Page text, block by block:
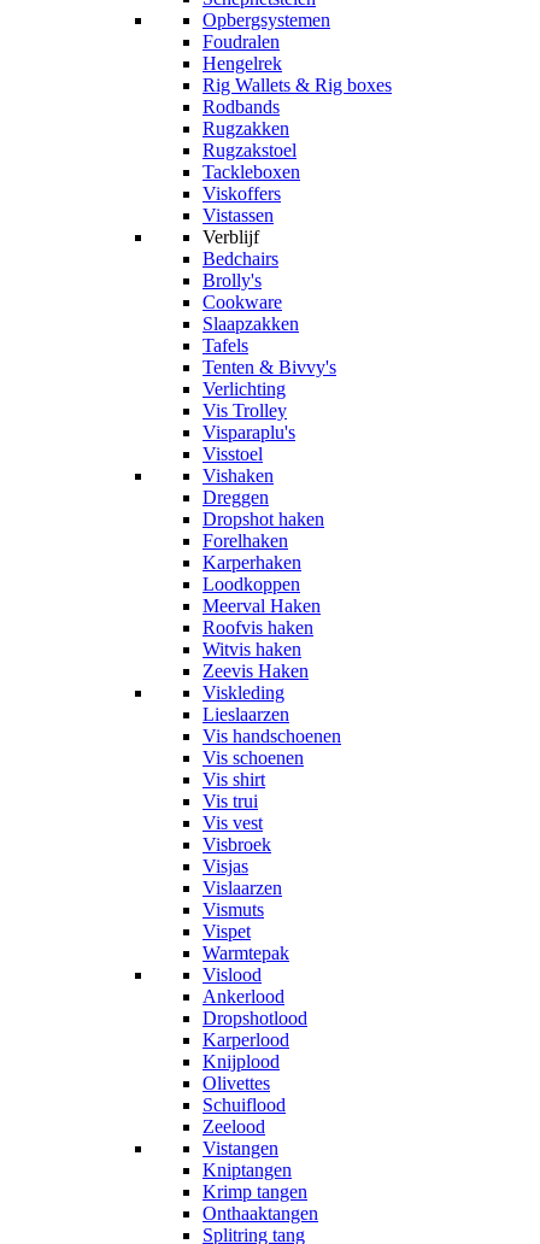
Opbergsystemen
Foudralen
Hengelrek
Rig Wallets & Rig boxes
Rodbands
Rugzakken
Rugzakstoel
Tackleboxen
Viskoffers
Vistassen
Verblijf
Bedchairs
Brolly's
Cookware
Slaapzakken
Tafels
Tenten & Bivvy's
Verlichting
Vis Trolley
Visparaplu's
Visstoel
Vishaken
Dreggen
Dropshot haken
Forelhaken
Karperhaken
Loodkoppen
Meerval Haken
Roofvis haken
Witvis haken
Zeevis Haken
Viskleding
Lieslaarzen
Vis handschoenen
Vis schoenen
Vis shirt
Vis trui
Vis vest
Visbroek
Visjas
Vislaarzen
Vismuts
Vispet
Warmtepak
Vislood
Ankerlood
Dropshotlood
Karperlood
Knijplood
Olivettes
Schuiflood
Zeelood
Vistangen
Kniptangen
Krimp tangen
Onthaaktangen
Splitring tang